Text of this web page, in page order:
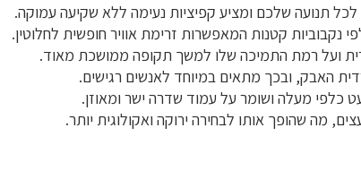
תנועה שלכם ומציע קפיציות נעימה ללא שקיעה עמוקה.
נקבוביות קטנות המאפשרות זרימת אוויר חופשית לחלוטין.
ועל רמת התמיכה שלו למשך תקופה ממושכת מאוד.
האבק, ובכך מתאים במיוחד לאנשים רגישים.
כלפי מעלה ושומר על עמוד שדרה ישר ומאוזן.
מה שהופך אותו לבחירה ירוקה ואקולוגית יותר.